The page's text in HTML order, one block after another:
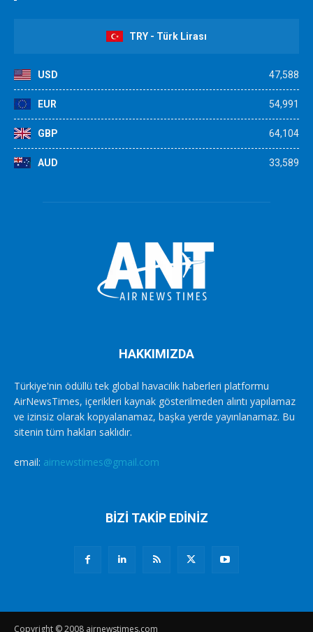
TRY - Türk Lirası
USD 47,588
EUR 54,991
GBP 64,104
AUD 33,589
HAKKIMIZDA
Türkiye'nin ödüllü tek global havacılık haberleri platformu
AirNewsTimes, içerikleri kaynak gösterilmeden alıntı yapılamaz
ve izinsiz olarak kopyalanamaz, başka yerde yayınlanamaz. Bu
sitenin tüm hakları saklıdır.
email: airnewstimes@gmail.com
BİZİ TAKİP EDİNİZ
Copyright © 2008 airnewstimes.com